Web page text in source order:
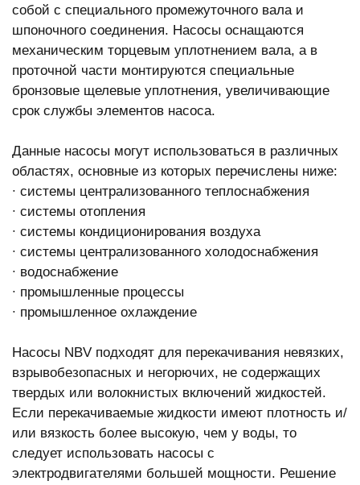
собой с специального промежуточного вала и
шпоночного соединения. Насосы оснащаются
механическим торцевым уплотнением вала, а в
проточной части монтируются специальные
бронзовые щелевые уплотнения, увеличивающие
срок службы элементов насоса.
Данные насосы могут использоваться в различных
областях, основные из которых перечислены ниже:
∙ системы централизованного теплоснабжения
∙ системы отопления
∙ системы кондиционирования воздуха
∙ системы централизованного холодоснабжения
∙ водоснабжение
∙ промышленные процессы
∙ промышленное охлаждение
Насосы NBV подходят для перекачивания невязких,
взрывобезопасных и негорючих, не содержащих
твердых или волокнистых включений жидкостей.
Если перекачиваемые жидкости имеют плотность и/
или вязкость более высокую, чем у воды, то
следует использовать насосы с
электродвигателями большей мощности. Решение